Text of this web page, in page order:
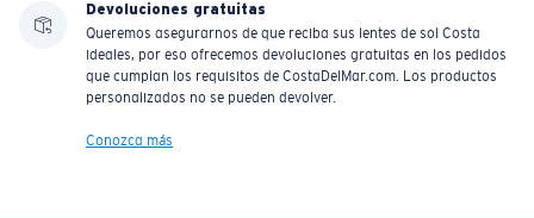
Devoluciones gratuitas
Queremos asegurarnos de que reciba sus lentes de sol Costa
ideales, por eso ofrecemos devoluciones gratuitas en los pedidos
que cumplan los requisitos de CostaDelMar.com. Los productos
personalizados no se pueden devolver.
Conozca más